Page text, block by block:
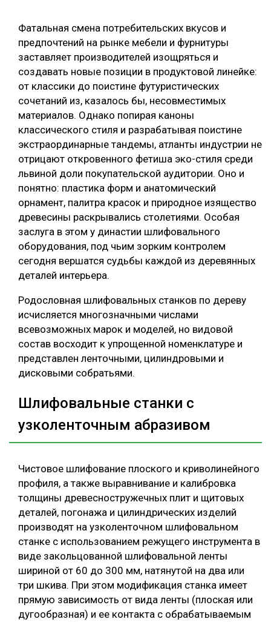
МЕБЕЛЬНОЕ ПРОИЗВОДСТВО
Фатальная смена потребительских вкусов и
предпочтений на рынке мебели и фурнитуры
заставляет производителей изощряться и
создавать новые позиции в продуктовой линейке:
от классики до поистине футуристических
сочетаний из, казалось бы, несовместимых
материалов. Однако попирая каноны
классического стиля и разрабатывая поистине
экстраординарные тандемы, атланты индустрии не
отрицают откровенного фетиша эко-стиля среди
львиной доли покупательской аудитории. Оно и
понятно: пластика форм и анатомический
орнамент, палитра красок и природное изящество
древесины раскрывались столетиями. Особая
заслуга в этом у династии шлифовального
оборудования, под чьим зорким контролем
сегодня вершатся судьбы каждой из деревянных
деталей интерьера.
Родословная шлифовальных станков по дереву
исчисляется многозначными числами
всевозможных марок и моделей, но видовой
состав восходит к упрощенной номенклатуре и
представлен ленточными, цилиндровыми и
дисковыми собратьями.
Шлифовальные станки c
узколенточным абразивом
Чистовое шлифование плоского и криволинейного
профиля, а также выравнивание и калибровка
толщины древесностружечных плит и щитовых
деталей, погонажа и цилиндрических изделий
производят на узколенточном шлифовальном
станке с использованием режущего инструмента в
виде закольцованной шлифовальной ленты
шириной от 60 до 300 мм, натянутой на два или
три шкива. При этом модификация станка имеет
прямую зависимость от вида ленты (плоская или
дугообразная) и ее контакта с обрабатываемым